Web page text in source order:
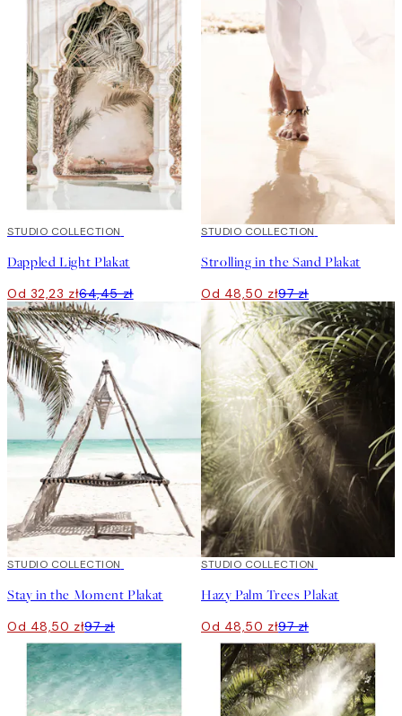
50%*
STUDIO COLLECTION
Dappled Light Plakat
Od 32,23 zł64,45 zł
50%*
STUDIO COLLECTION
Strolling in the Sand Plakat
Od 48,50 zł97 zł
50%*
STUDIO COLLECTION
Stay in the Moment Plakat
Od 48,50 zł97 zł
50%*
STUDIO COLLECTION
Hazy Palm Trees Plakat
Od 48,50 zł97 zł